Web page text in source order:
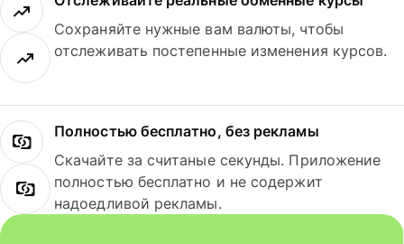
Сохраняйте нужные вам валюты, чтобы
отслеживать постепенные изменения курсов.
Полностью бесплатно, без рекламы
Скачайте за считаные секунды. Приложение
полностью бесплатно и не содержит
надоедливой рекламы.